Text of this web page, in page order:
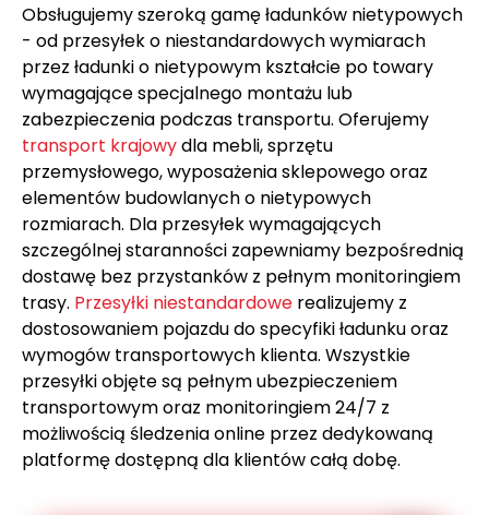
Obsługujemy szeroką gamę ładunków nietypowych
- od przesyłek o niestandardowych wymiarach
przez ładunki o nietypowym kształcie po towary
wymagające specjalnego montażu lub
zabezpieczenia podczas transportu. Oferujemy
transport krajowydla mebli, sprzętu
przemysłowego, wyposażenia sklepowego oraz
elementów budowlanych o nietypowych
rozmiarach. Dla przesyłek wymagających
szczególnej staranności zapewniamy bezpośrednią
dostawę bez przystanków z pełnym monitoringiem
trasy. Przesyłki niestandardowe realizujemy z
dostosowaniem pojazdu do specyfiki ładunku oraz
wymogów transportowych klienta. Wszystkie
przesyłki objęte są pełnym ubezpieczeniem
transportowym oraz monitoringiem 24/7 z
możliwością śledzenia online przez dedykowaną
platformę dostępną dla klientów całą dobę.